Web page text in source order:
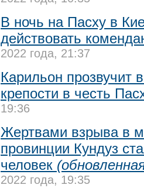
В ночь на Пасху в
действовать
2022 года, 21:37
Карильон прозвучит
крепости в честь
19:36
Жертвами взрыва в
провинции Кундуз
человек
2022 года, 19:35